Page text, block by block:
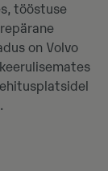
tööstuse
on Volvo